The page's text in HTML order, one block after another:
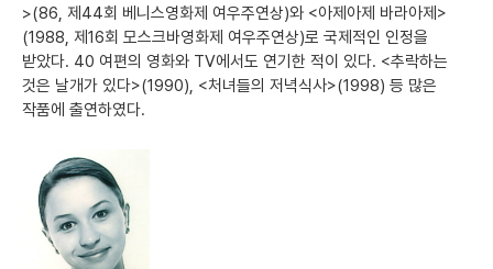
>(86, 제44회 베니스영화제 여우주연상)와 <아제아제 바라아제>
(1988, 제16회 모스크바영화제 여우주연상)로 국제적인 인정을
받았다. 40 여편의 영화와 TV에서도 연기한 적이 있다. <추락하는
것은 날개가 있다>(1990), <처녀들의 저녁식사>(1998) 등 많은
작품에 출연하였다.